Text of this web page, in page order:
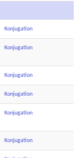
Konjugation
Konjugation
Konjugation
Konjugation
Konjugation
Konjugation